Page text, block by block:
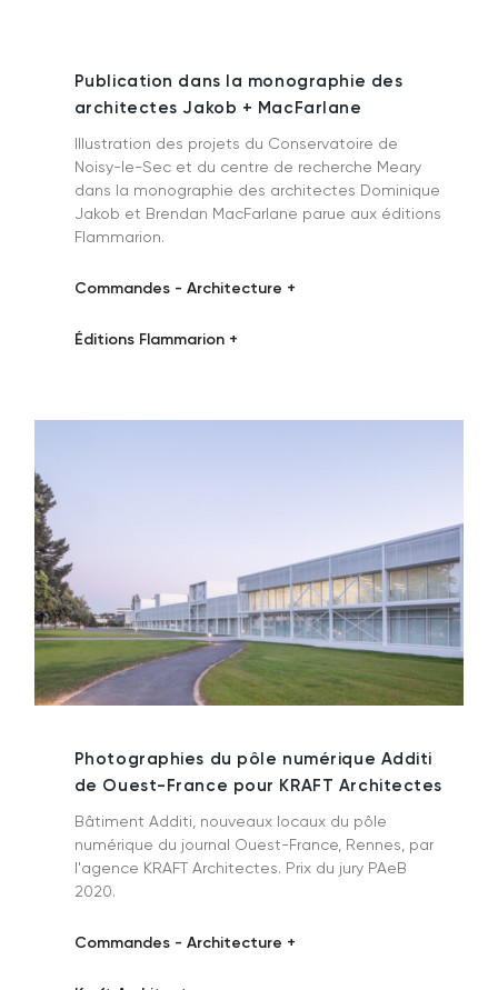
Publication dans la monographie des
architectes Jakob + MacFarlane
Illustration des projets du Conservatoire de
Noisy-le-Sec et du centre de recherche Meary
dans la monographie des architectes Dominique
Jakob et Brendan MacFarlane parue aux éditions
Flammarion.
Commandes - Architecture +
Éditions Flammarion +
Photographies du pôle numérique Additi
de Ouest-France pour KRAFT Architectes
Bâtiment Additi, nouveaux locaux du pôle
numérique du journal Ouest-France, Rennes, par
l'agence KRAFT Architectes. Prix du jury PAeB
2020.
Commandes - Architecture +